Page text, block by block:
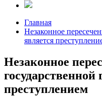
Главная
Незаконное
является
Незаконное
преступлением